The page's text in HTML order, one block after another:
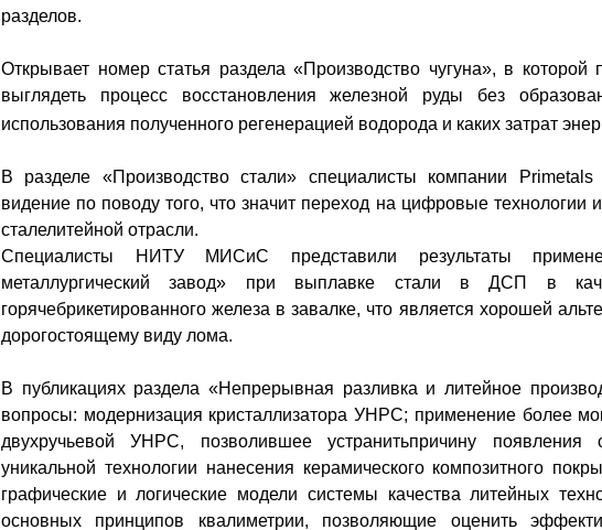
разделов.
Открывает номер статья раздела «Производство чугуна», в которой
выглядеть процесс восстановления железной руды без
использования полученного регенерацией водорода и каких затрат
В разделе «Производство стали» специалисты компании
видение по поводу того, что значит переход на цифровые технологии
сталелитейной отрасли.
Специалисты НИТУ МИСиС представили результаты
металлургический завод» при выплавке стали вДСП в
горячебрикетированного железа в завалке, что является хорошей
дорогостоящему виду лома.
В публикациях раздела «Непрерывная разливка и литейное
вопросы: модернизация кристаллизатора УНРС; применение более
двухручьевой УНРС, позволившее устранитьпричину появления
уникальной технологии нанесения керамического композитного
графические и логические модели системы качества литейных
основных принципов квалиметрии, позволяющие оценить